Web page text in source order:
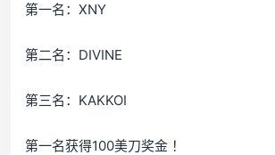
第一名：XNY
第二名：DIVINE
第三名：KAKKOI
第一名获得100美刀奖金 ！